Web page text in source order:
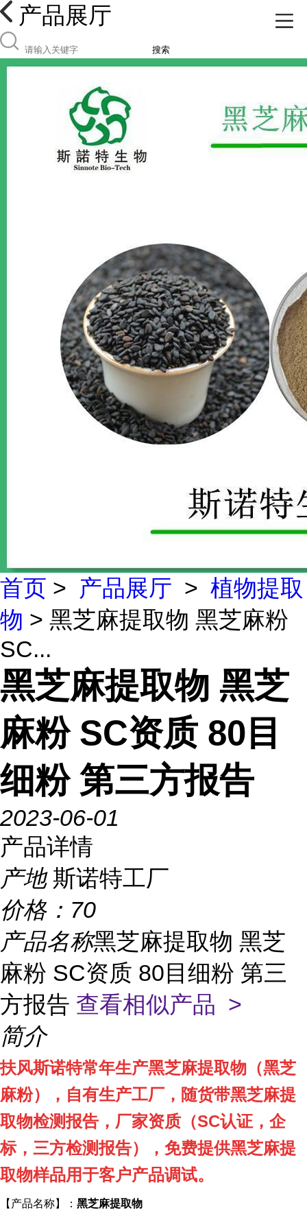
产品展厅
搜索
首页 > 产品展厅 > 植物提取
物 > 黑芝麻提取物 黑芝麻粉
SC...
黑芝麻提取物 黑芝
麻粉 SC资质 80目
细粉 第三方报告
2023-06-01
产品详情
产地 斯诺特工厂
价格： 70
产品名称黑芝麻提取物 黑芝
麻粉 SC资质 80目细粉 第三
方报告 查看相似产品 >
简介
扶风斯诺特常年生产黑芝麻提取物（黑芝
麻粉），自有生产工厂，随货带黑芝麻提
取物检测报告，厂家资质（SC认证，企
标，三方检测报告），免费提供黑芝麻提
取物样品用于客户产品调试。
【产品名称】： 黑芝麻提取物